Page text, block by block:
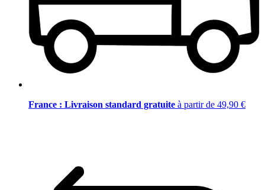
France : Livraison standard gratuite à partir de 49,90 €